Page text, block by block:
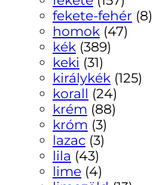
fekete-fehér (8)
homok (47)
kék (389)
keki (31)
királykék (125)
korall (24)
krém (88)
króm (3)
lazac (3)
lila (43)
lime (4)